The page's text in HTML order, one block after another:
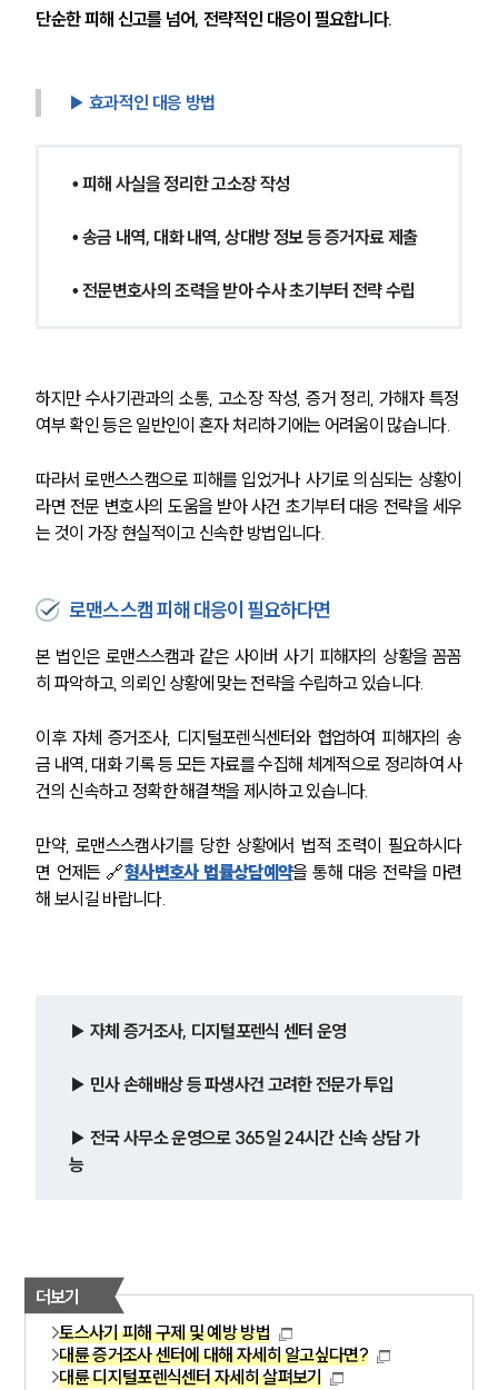
형사소송·상담후기
업무분야
구성원 소개
형사전문변호사
언론보도
공지사항
법률서식
뉴스레터/브로슈어
세미나
단순한 피해 신고를 넘어, 전략적인 대응이 필요합니다.
▶ 효과적인 대응 방법
• 피해 사실을 정리한 고소장 작성
• 송금 내역, 대화 내역, 상대방 정보 등 증거자료 제출
• 전문변호사의 조력을 받아 수사 초기부터 전략 수립
하지만 수사기관과의 소통, 고소장 작성, 증거 정리, 가해자 특정
여부 확인 등은 일반인이 혼자 처리하기에는 어려움이 많습니다.
따라서 로맨스스캠으로 피해를 입었거나 사기로 의심되는 상황이
라면 전문 변호사의 도움을 받아 사건 초기부터 대응 전략을 세우
는 것이 가장 현실적이고 신속한 방법입니다.
로맨스스캠 피해 대응이 필요하다면
본 법인은 로맨스스캠과 같은 사이버 사기 피해자의 상황을 꼼꼼
히 파악하고, 의뢰인 상황에 맞는 전략을 수립하고 있습니다.
이후 자체 증거조사, 디지털포렌식센터와 협업하여 피해자의 송
금 내역, 대화 기록 등 모든 자료를 수집해 체계적으로 정리하여 사
건의 신속하고 정확한 해결책을 제시하고 있습니다.
만약, 로맨스스캠사기를 당한 상황에서 법적 조력이 필요하시다
면 언제든 🔗형사변호사 법률상담예약을 통해 대응 전략을 마련
해 보시길 바랍니다.
▶ 자체 증거조사, 디지털포렌식 센터 운영
▶ 민사 손해배상 등 파생사건 고려한 전문가 투입
▶ 전국 사무소 운영으로 365일 24시간 신속 상담 가
능
더보기
토스사기 피해 구제 및 예방 방법
대륜 증거조사 센터에 대해 자세히 알고싶다면?
대륜 디지털포렌식센터 자세히 살펴보기